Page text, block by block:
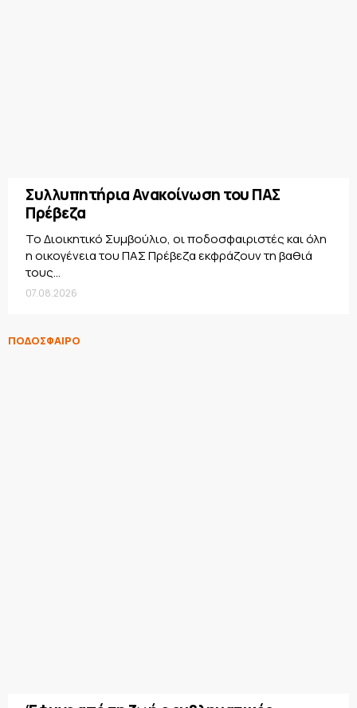
Συλλυπητήρια Ανακοίνωση του ΠΑΣ
Πρέβεζα
Το Διοικητικό Συμβούλιο, οι ποδοσφαιριστές και όλη
η οικογένεια του ΠΑΣ Πρέβεζα εκφράζουν τη βαθιά
τους...
07.08.2026
ΠΟΔΟΣΦΑΙΡΟ